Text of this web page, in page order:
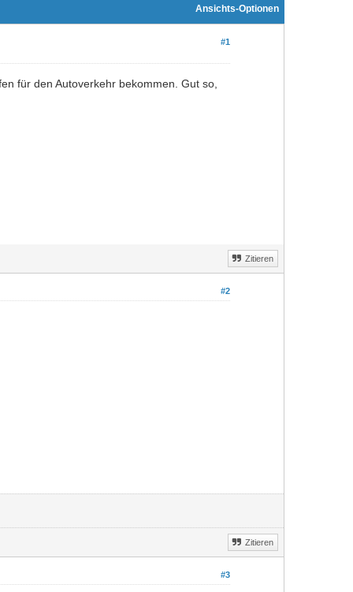
Ansichts-Optionen
#1
für den Autoverkehr bekommen. Gut so,
Zitieren
#2
Zitieren
#3